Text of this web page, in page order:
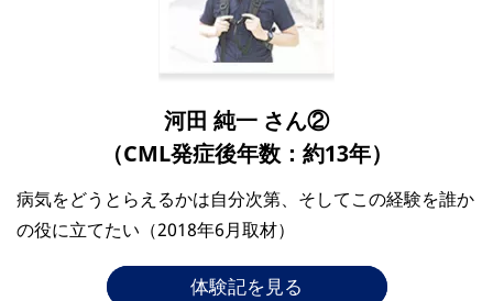
河田 純一 さん②
（CML発症後年数：約13年）
病気をどうとらえるかは自分次第、そしてこの経験を誰か
の役に立てたい（2018年6月取材）
体験記を見る